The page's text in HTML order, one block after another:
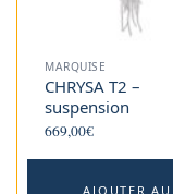
MARQUISE
CHRYSA T2 –
suspension
669,00€
AJOUTER AU